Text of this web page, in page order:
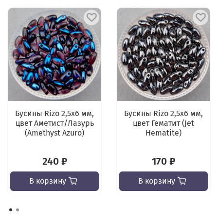
Бусины Rizo 2,5x6 мм,
цвет Аметист/Лазурь
(Amethyst Azuro)
240 ₽
В корзину
Бусины Rizo 2,5x6 мм,
цвет Гематит (Jet
Hematite)
170 ₽
В корзину